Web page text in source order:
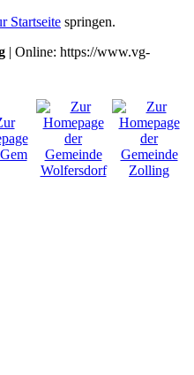
Startseite springen.
| Online: https://www.vg-